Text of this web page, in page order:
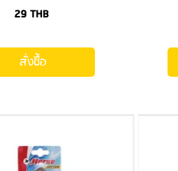
29THB
สั่งซื้อ